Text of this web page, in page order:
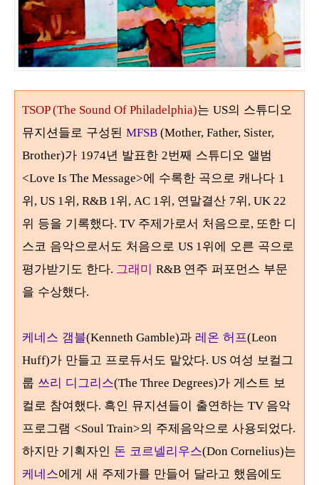
TSOP (The Sound Of Philadelphia)는 US의 스튜디오
뮤지션들로 구성된 MFSB (Mother, Father, Sister,
Brother)가 1974년 발표한 2번째 스튜디오 앨범
<Love Is The Message>에 수록한 곡으로 캐나다 1
위, US 1위, R&B 1위, AC 1위, 연말결산 7위, UK 22
위 등을 기록했다. TV 주제가로서 처음으로, 또한 디
스코 음악으로서도 처음으로 US 1위에 오른 곡으로
평가받기도 한다. 그래미 R&B 연주 퍼포먼스 부문
을 수상했다.
케네스 갬블(Kenneth Gamble)과 레온 허프(Leon
Huff)가 만들고 프로듀서도 맡았다. US 여성 보컬그
룹 쓰리 디그리스(The Three Degrees)가 게스트 보
컬로 참여했다. 흑인 뮤지션들이 출연하는 TV 음악
프로그램 <Soul Train>의 주제음악으로 사용되었다.
하지만 기획자인 돈 코르넬리우스(Don Cornelius)는
케네스에게 새 주제가를 만들어 달라고 했음에도